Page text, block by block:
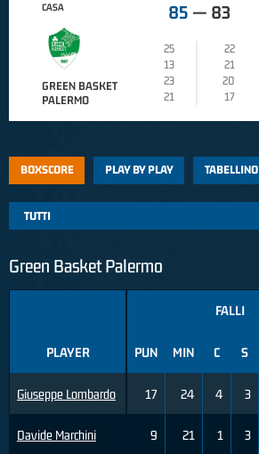
CASA
GREEN BASKET
PALERMO
85 — 83
25
22
13
21
23
20
21
17
BOXSCORE PLAY BY PLAY TABELLINO
Green Basket Palermo
PLAYER
Giuseppe Lombardo
Davide Marchini
FALLI
PUN MIN C S
17 24 4 3
9 21 1 3